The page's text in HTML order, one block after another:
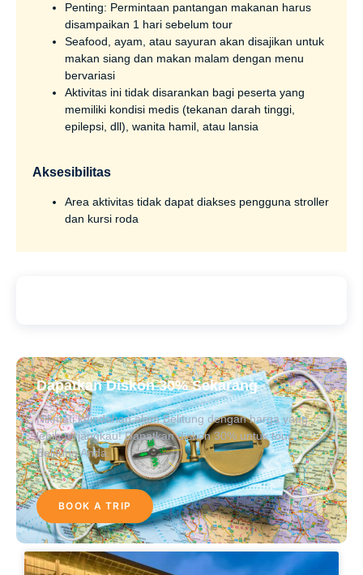
Penting: Permintaan pantangan makanan harus
disampaikan 1 hari sebelum tour
Seafood, ayam, atau sayuran akan disajikan untuk
makan siang dan makan malam dengan menu
bervariasi
Aktivitas ini tidak disarankan bagi peserta yang
memiliki kondisi medis (tekanan darah tinggi,
epilepsi, dll), wanita hamil, atau lansia
Aksesibilitas
Area aktivitas tidak dapat diakses pengguna stroller
dan kursi roda
Dapatkan Diskon 30% Sekarang
Nikmati keindahan alam Belitung dengan harga yang
lebih terjangkau! Dapatkan diskon 30% untuk tour
Belitung Anda.
BOOK A TRIP